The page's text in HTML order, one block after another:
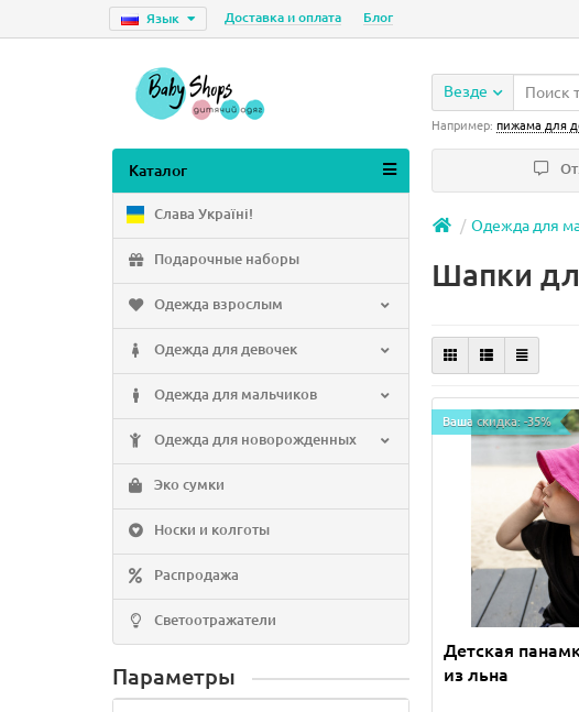
Язык Доставка и оплата Блог
Везде
Например: пижама для
Каталог
Слава Україні!
Подарочные наборы
Одежда взрослым
Одежда для девочек
Одежда для мальчиков
Одежда для новорожденных
Эко сумки
Носки и колготы
Распродажа
Светоотражатели
Одежда для
Параметры
Шапки
Ваша скидка: -35%
Детская
из льна